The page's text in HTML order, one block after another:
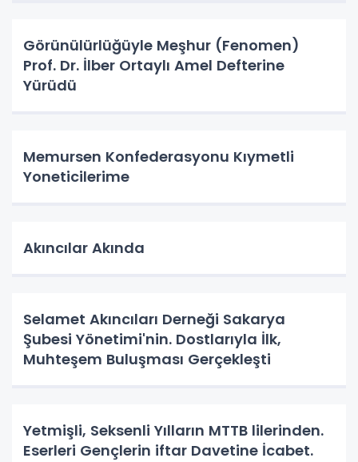
Görünülürlüğüyle Meşhur (Fenomen)
Prof. Dr. İlber Ortaylı Amel Defterine
Yürüdü
Memursen Konfederasyonu Kıymetli
Yoneticilerime
Akıncılar Akında
Selamet Akıncıları Derneği Sakarya
Şubesi Yönetimi'nin. Dostlarıyla İlk,
Muhteşem Buluşması Gerçekleşti
Yetmişli, Seksenli Yılların MTTB lilerinden.
Eserleri Gençlerin iftar Davetine İcabet.